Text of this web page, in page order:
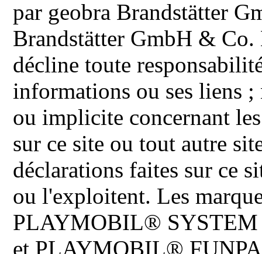
par geobra Brandstätter
Brandstätter GmbH & Co.
décline toute
informations ou ses liens ;
ou implicite concernant
sur ce site ou tout autre
déclarations faites sur ce
ou l'exploitent. Les
PLAYMOBIL®
et PLAYMOBIL®